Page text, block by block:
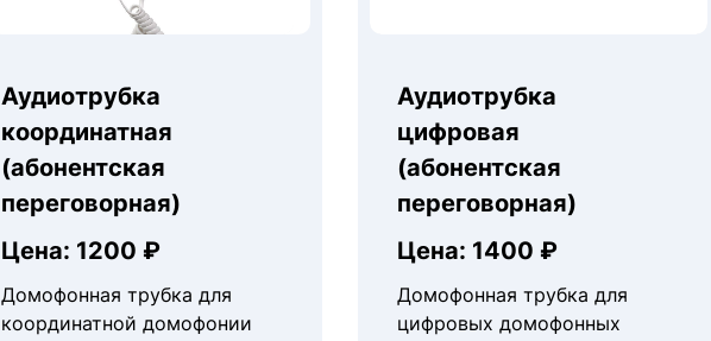
Аудиотрубка
координатная
(абонентская
переговорная)
Цена: 1200 ₽
Домофонная трубка для
координатной домофонии
Аудиотрубка
цифровая
(абонентская
переговорная)
Цена: 1400 ₽
Домофонная трубка для
цифровых домофонных